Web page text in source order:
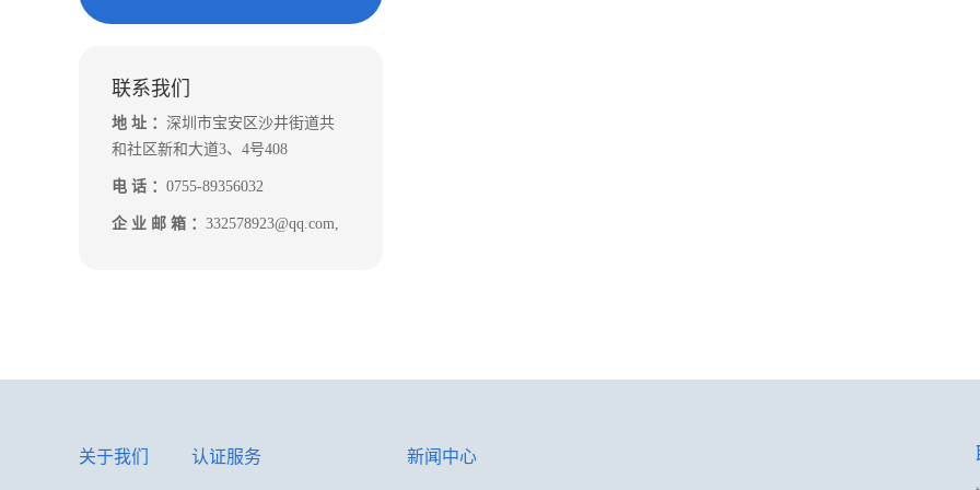
联系我们
地 址 ： 深圳市宝安区沙井街道共
和社区新和大道3、4号408
电 话 ： 0755-89356032
企 业 邮 箱 ： 332578923@qq.com,
关于我们 认证服务 新闻中心